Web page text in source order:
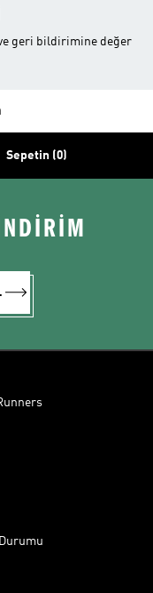
geri bildirimine değer
Sepetin (0)